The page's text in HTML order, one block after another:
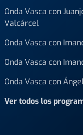
Onda Vasca con
Valcárcel
Onda Vasca con
Onda Vasca con
Onda Vasca con
Ver todos los